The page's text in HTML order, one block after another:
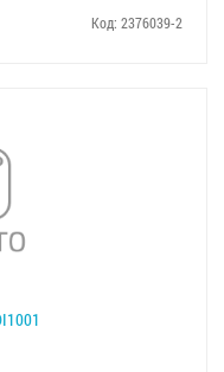
Код: 2376039-2